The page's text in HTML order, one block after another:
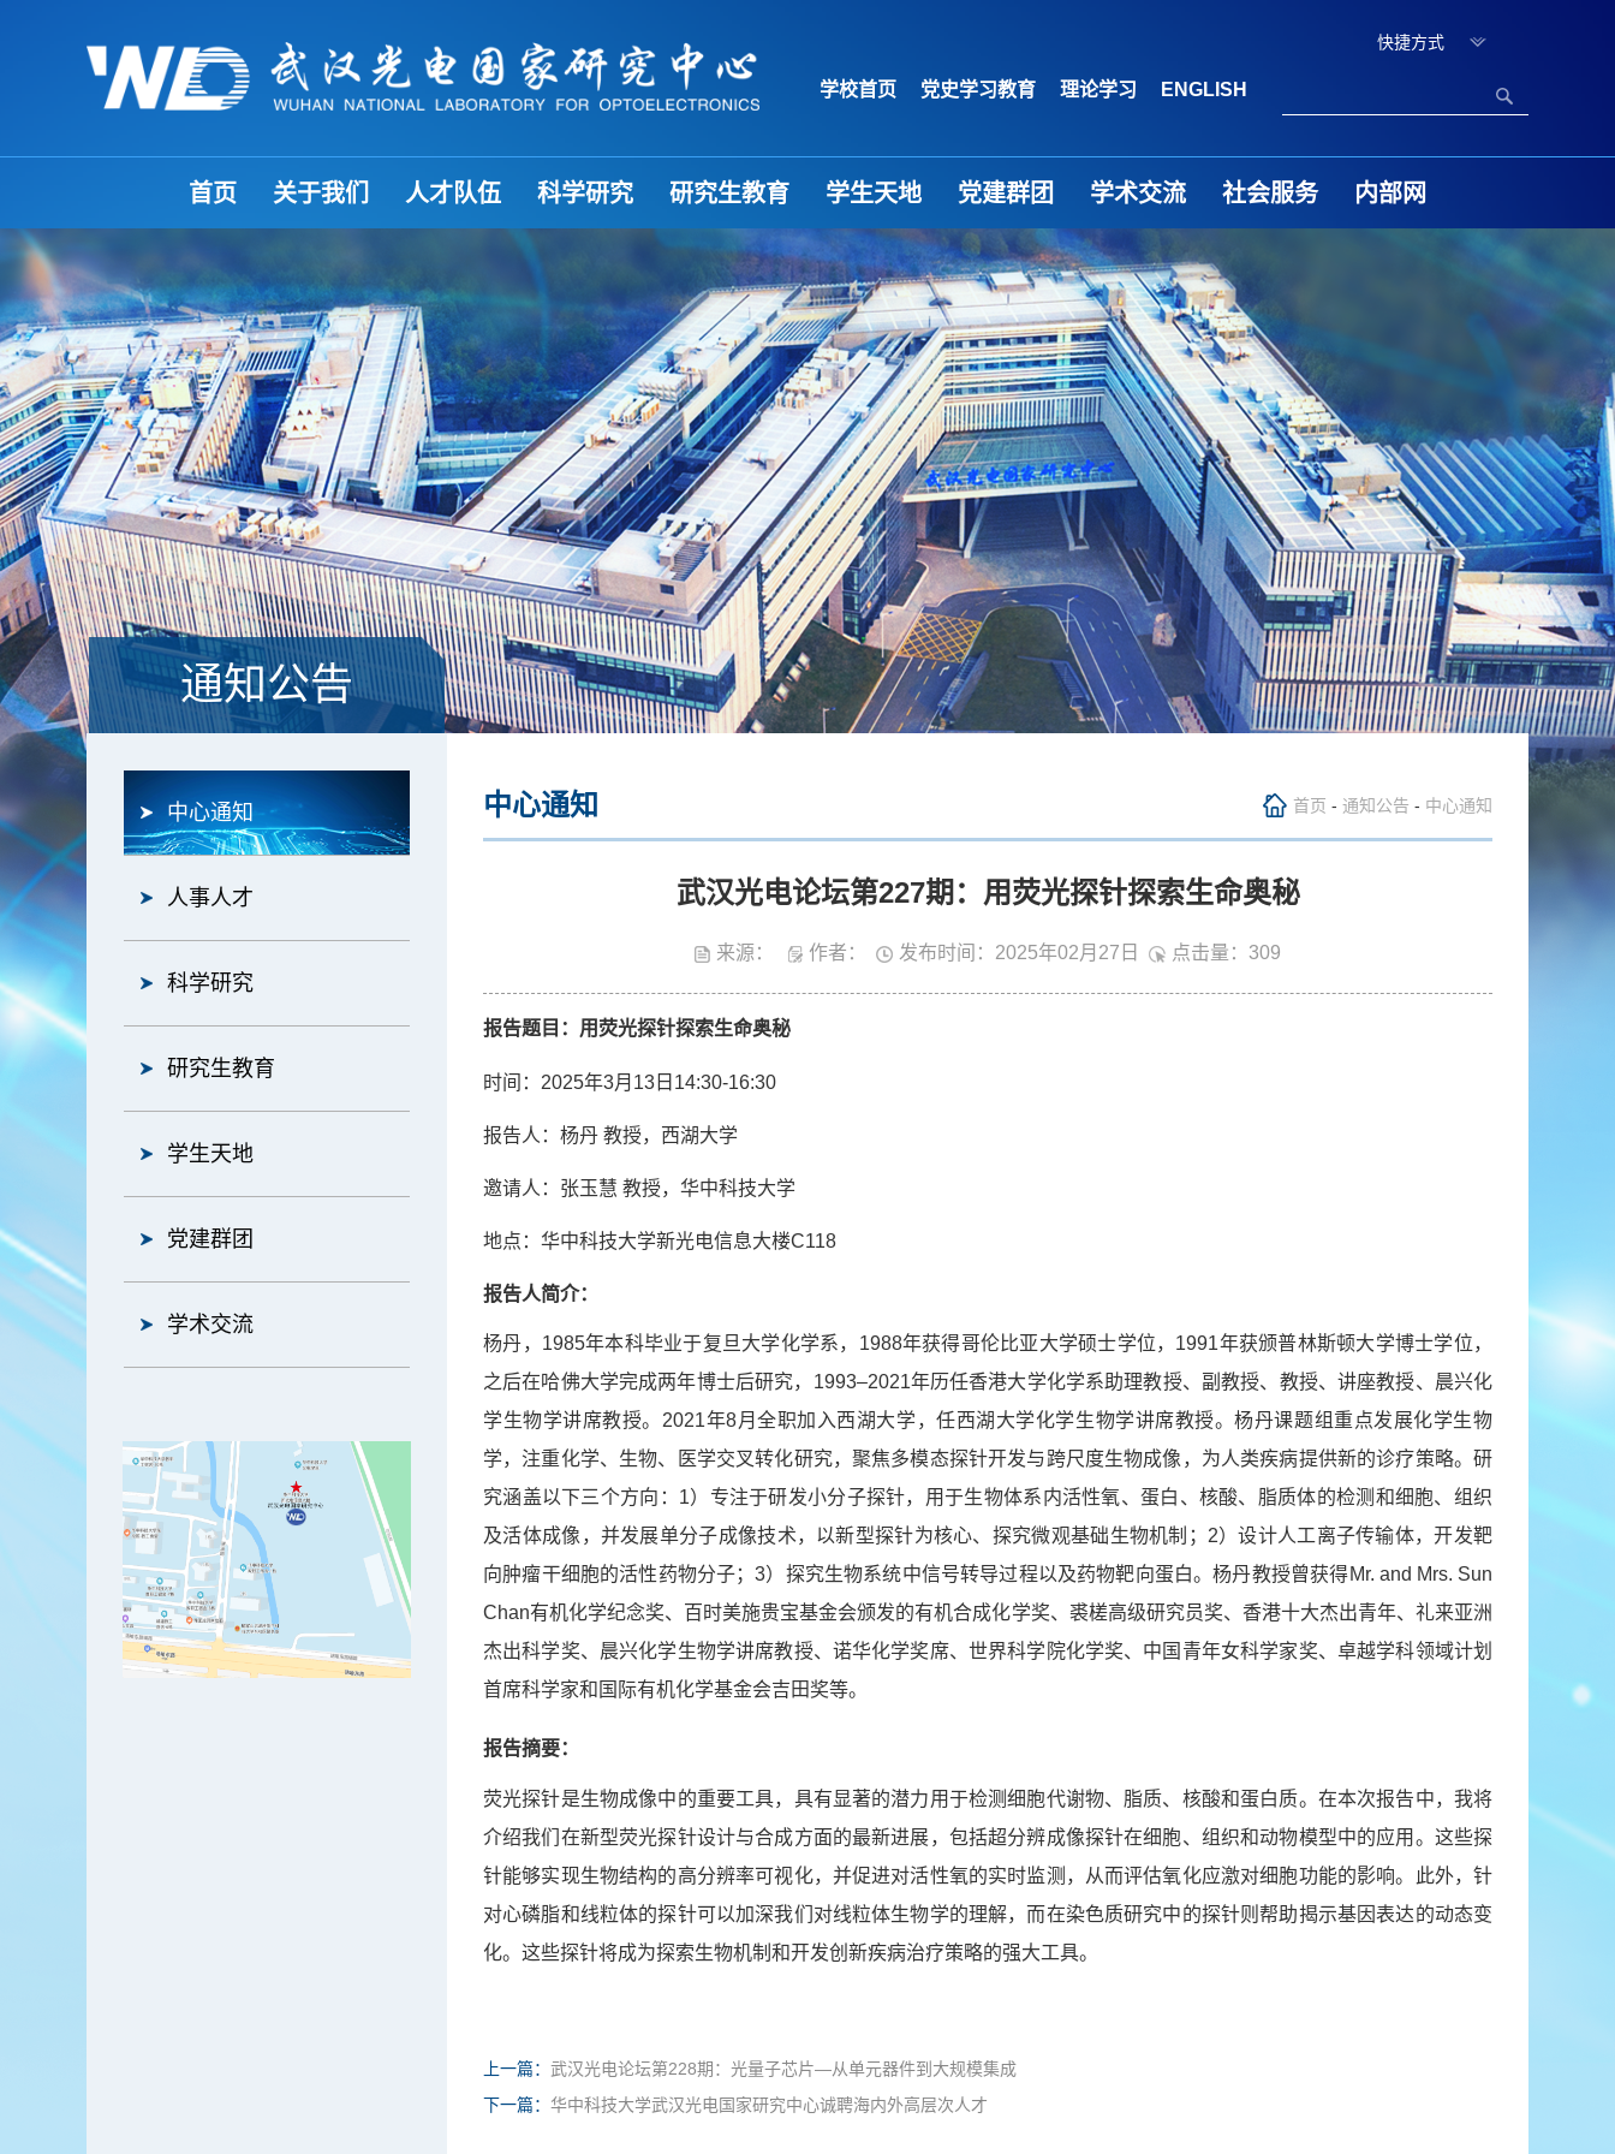
快捷方式
学校首页 党史学习教育 理论学习 ENGLISH
首页 关于我们 人才队伍 科学研究 研究生教育 学生天地 党建群团 学术交流 社会服务 内部网
通知公告
中心通知
人事人才
科学研究
研究生教育
学生天地
党建群团
学术交流
中心通知 首页 - 通知公告 - 中心通知
武汉光电论坛第227期：用荧光探针探索生命奥秘
来源： 作者： 发布时间：2025年02月27日 点击量： 309
报告题目： 用荧光探针探索生命奥秘
时间：2025年3月13日14:30-16:30
报告人：杨丹 教授，西湖大学
邀请人：张玉慧 教授，华中科技大学
地点：华中科技大学新光电信息大楼C118
报告人简介：
杨丹，1985年本科毕业于复旦大学化学系，1988年获得哥伦比亚大学硕士学位，1991年获颁普林斯顿大学博士学位，
之后在哈佛大学完成两年博士后研究，1993–2021年历任香港大学化学系助理教授、副教授、教授、讲座教授、晨兴化
学生物学讲席教授。2021年8月全职加入西湖大学，任西湖大学化学生物学讲席教授。杨丹课题组重点发展化学生物
学，注重化学、生物、医学交叉转化研究，聚焦多模态探针开发与跨尺度生物成像，为人类疾病提供新的诊疗策略。研
究涵盖以下三个方向：1）专注于研发小分子探针，用于生物体系内活性氧、蛋白、核酸、脂质体的检测和细胞、组织
及活体成像，并发展单分子成像技术，以新型探针为核心、探究微观基础生物机制；2）设计人工离子传输体，开发靶
向肿瘤干细胞的活性药物分子；3）探究生物系统中信号转导过程以及药物靶向蛋白。杨丹教授曾获得Mr. and Mrs. Sun
Chan有机化学纪念奖、百时美施贵宝基金会颁发的有机合成化学奖、裘槎高级研究员奖、香港十大杰出青年、礼来亚洲
杰出科学奖、晨兴化学生物学讲席教授、诺华化学奖席、世界科学院化学奖、中国青年女科学家奖、卓越学科领域计划
首席科学家和国际有机化学基金会吉田奖等。
报告摘要：
荧光探针是生物成像中的重要工具，具有显著的潜力用于检测细胞代谢物、脂质、核酸和蛋白质。在本次报告中，我将
介绍我们在新型荧光探针设计与合成方面的最新进展，包括超分辨成像探针在细胞、组织和动物模型中的应用。这些探
针能够实现生物结构的高分辨率可视化，并促进对活性氧的实时监测，从而评估氧化应激对细胞功能的影响。此外，针
对心磷脂和线粒体的探针可以加深我们对线粒体生物学的理解，而在染色质研究中的探针则帮助揭示基因表达的动态变
化。这些探针将成为探索生物机制和开发创新疾病治疗策略的强大工具。
上一篇： 武汉光电论坛第228期：光量子芯片—从单元器件到大规模集成
下一篇： 华中科技大学武汉光电国家研究中心诚聘海内外高层次人才